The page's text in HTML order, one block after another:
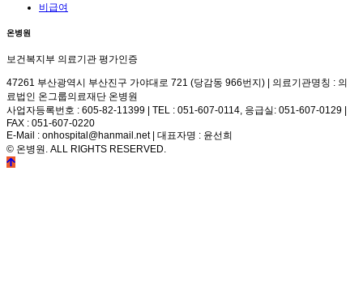
비급여
온병원
보건복지부 의료기관 평가인증
47261 부산광역시 부산진구 가야대로 721 (당감동 966번지) | 의료기관명칭 : 의
료법인 온그룹의료재단 온병원
사업자등록번호 : 605-82-11399 | TEL : 051-607-0114, 응급실: 051-607-0129 |
FAX : 051-607-0220
E-Mail : onhospital@hanmail.net | 대표자명 : 윤선희
© 온병원. ALL RIGHTS RESERVED.
©